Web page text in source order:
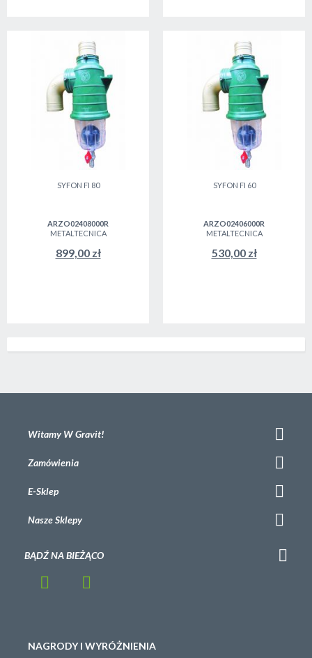
SYFON FI 80
ARZO02408000R
METALTECNICA
899,00 zł
SYFON FI 60
ARZO02406000R
METALTECNICA
530,00 zł
Witamy W Gravit!
Zamówienia
E-Sklep
Nasze Sklepy
BĄDŹ NA BIEŻĄCO
NAGRODY I WYRÓŻNIENIA